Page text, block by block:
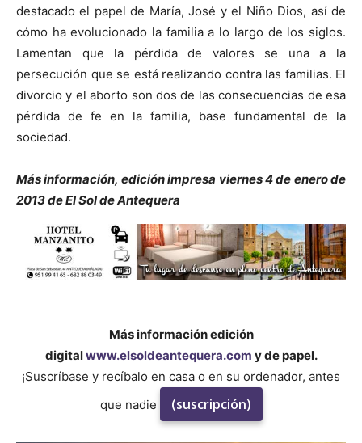
destacado el papel de María, José y el Niño Dios, así de
cómo ha evolucionado la familia a lo largo de los siglos.
Lamentan que la pérdida de valores se una a la
persecución que se está realizando contra las familias. El
divorcio y el aborto son dos de las consecuencias de esa
pérdida de fe en la familia, base fundamental de la
sociedad.
Más información, edición impresa viernes 4 de enero de
2013 de El Sol de Antequera
Más información edición
digitalwww.elsoldeantequera.com y de papel.
¡Suscríbase y recíbalo en casa o en su ordenador, antes
que nadie
(suscripción)